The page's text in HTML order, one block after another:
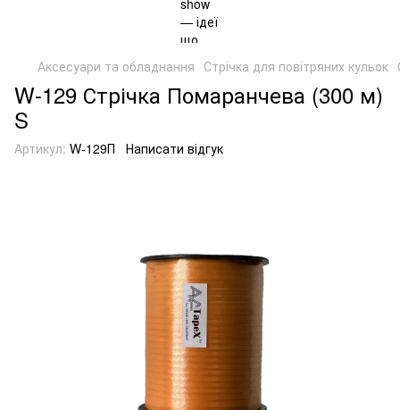
Аксесуари та обладнання Стрічка для повітряних кульок
W-129 Стрічка Помаранчева (300 м)
S
Артикул: W-129П Написати відгук